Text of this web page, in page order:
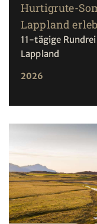
Hurtigrute-
Lappland
11-tägige
Lappland
2026